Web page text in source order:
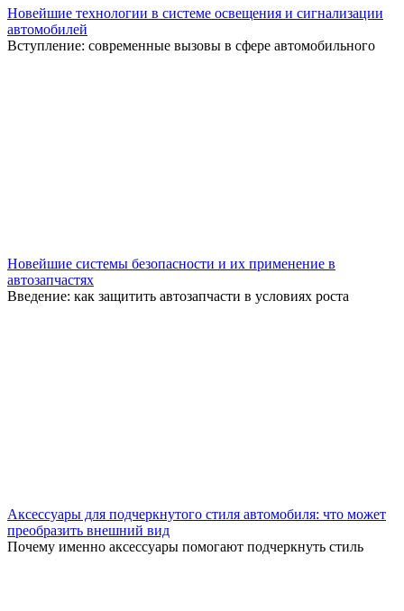
Новейшие технологии в системе освещения и сигнализации
автомобилей
Вступление: современные вызовы в сфере автомобильного
Новейшие системы безопасности и их применение в
автозапчастях
Введение: как защитить автозапчасти в условиях роста
Аксессуары для подчеркнутого стиля автомобиля: что может
преобразить внешний вид
Почему именно аксессуары помогают подчеркнуть стиль